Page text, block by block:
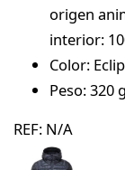
origen
interior:
Color:
Peso: 320
REF: N/A